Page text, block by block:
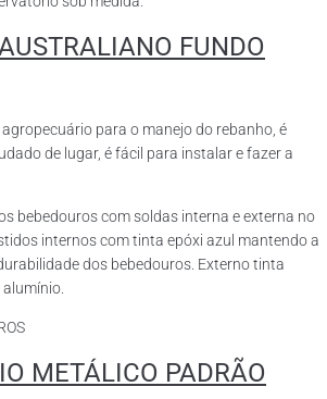
FUNDO
para o manejo do rebanho, é
de lugar, é fácil para instalar e fazer a
bebedouros com soldas interna e externa no
internos com tinta epóxi azul mantendo a
dos bebedouros. Externo tinta
METÁLICO PADRÃO